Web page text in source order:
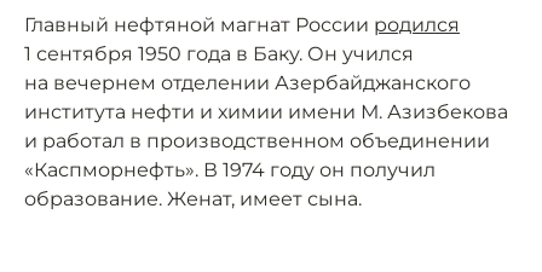
Главный нефтяной магнат России родился
1 сентября 1950 года в Баку. Он учился
на вечернем отделении Азербайджанского
института нефти и химии имени М. Азизбекова
и работал в производственном объединении
«Каспморнефть». В 1974 году он получил
образование. Женат, имеет сына.